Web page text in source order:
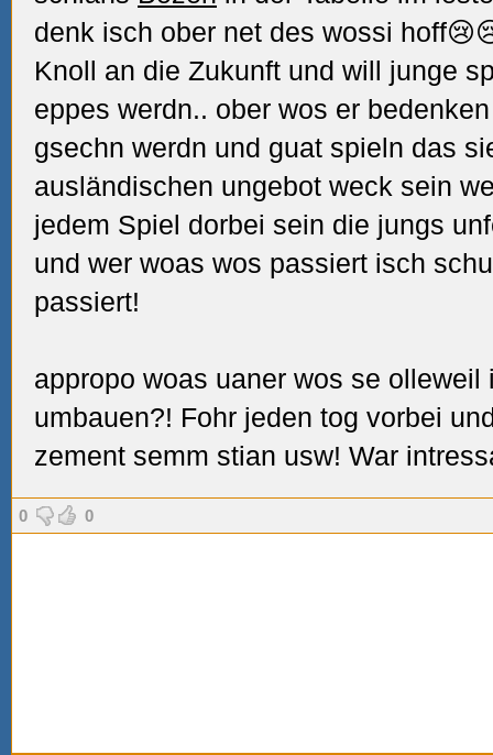
denk isch ober net des wossi
Knoll an die Zukunft und will junge
eppes werdn.. ober wos er
gsechn werdn und guat spieln das
ausländischen ungebot weck sein
jedem Spiel dorbei sein die jungs
und wer woas wos passiert isch
passiert!
appropo woas uaner wos se olleweil
umbauen?! Fohr jeden tog vorbei
zement semm stian usw! War
0 0